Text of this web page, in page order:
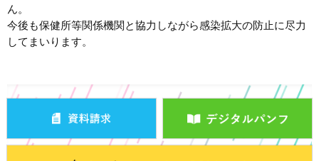
ん。
今後も保健所等関係機関と協力しながら感染拡大の防止に尽力
してまいります。